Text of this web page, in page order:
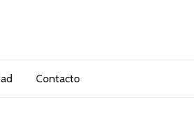
Contacto